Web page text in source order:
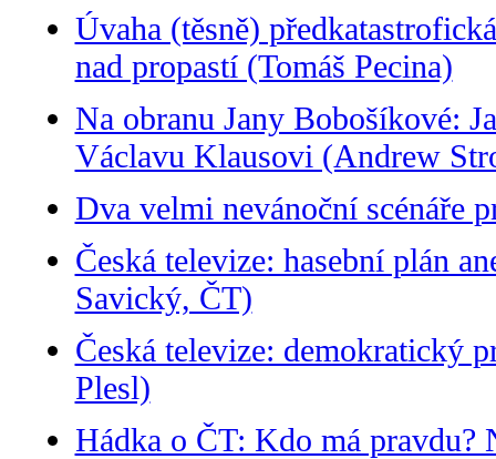
Úvaha (těsně)
nad propastí (Tomáš Pecina)
Na obranu Jany Bobošíkové:
Václavu Klausovi (Andrew
Dva velmi nevánoční scénáře
Česká televize: hasební plán
Savický, ČT)
Česká televize: demokratický
Plesl)
Hádka o ČT: Kdo má pravdu?